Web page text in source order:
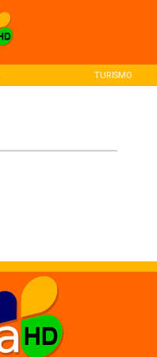
TURISMO